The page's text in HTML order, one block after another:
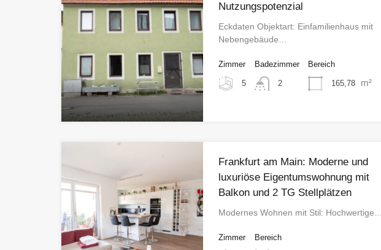
Nutzungspotenzial
Eckdaten Objektart: Einfamilienhaus mit
Nebengebäude…
Zimmer
5
Badezimmer
2
Bereich
165,78 m²
Frankfurt am Main: Moderne und
luxuriöse Eigentumswohnung mit
Balkon und 2 TG Stellplätzen
Modernes Wohnen mit Stil: Hochwertige…
Zimmer Bereich